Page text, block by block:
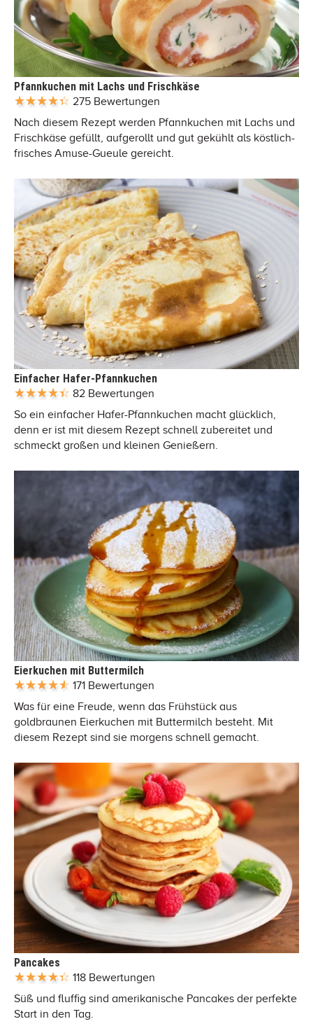
Pfannkuchen mit Lachs und Frischkäse
275 Bewertungen
Nach diesem Rezept werden Pfannkuchen mit Lachs und
Frischkäse gefüllt, aufgerollt und gut gekühlt als köstlich-
frisches Amuse-Gueule gereicht.
Einfacher Hafer-Pfannkuchen
82 Bewertungen
So ein einfacher Hafer-Pfannkuchen macht glücklich,
denn er ist mit diesem Rezept schnell zubereitet und
schmeckt großen und kleinen Genießern.
Eierkuchen mit Buttermilch
171 Bewertungen
Was für eine Freude, wenn das Frühstück aus
goldbraunen Eierkuchen mit Buttermilch besteht. Mit
diesem Rezept sind sie morgens schnell gemacht.
Pancakes
118 Bewertungen
Süß und fluffig sind amerikanische Pancakes der perfekte
Start in den Tag.